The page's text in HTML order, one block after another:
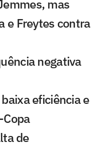
mas
e Freytes contra
negativa
eficiência e
de